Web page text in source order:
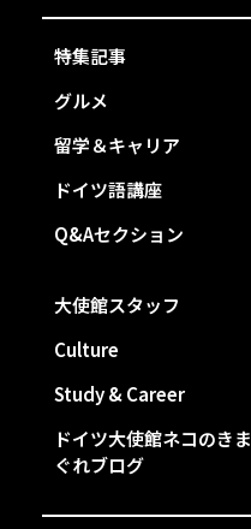
特集記事
グルメ
留学＆キャリア
ドイツ語講座
Q&Aセクション
大使館スタッフ
Culture
Study & Career
ドイツ大使館ネコのきま
ぐれブログ